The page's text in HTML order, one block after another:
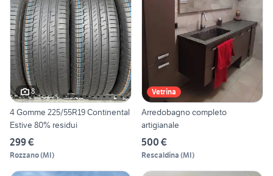
8
4 Gomme 225/55R19 Continental
Estive 80% residui
299 €
Rozzano(MI)
Vetrina
Arredobagno completo
artigianale
500 €
Rescaldina (MI)